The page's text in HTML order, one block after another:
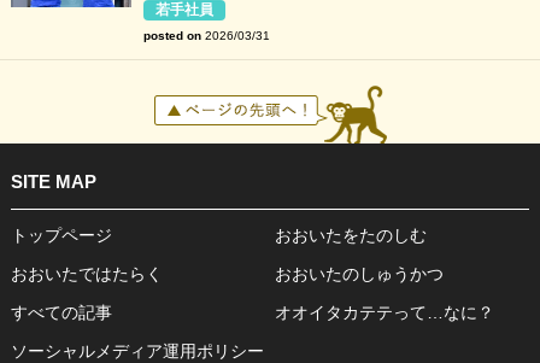
若手社員
posted on 2026/03/31
SITE MAP
トップページ
おおいたをたのしむ
おおいたではたらく
おおいたのしゅうかつ
すべての記事
オオイタカテテって…なに？
ソーシャルメディア運用ポリシー